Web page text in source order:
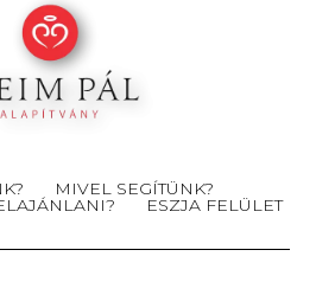
MIVEL SEGÍTÜNK?
ESZJA FELÜLET